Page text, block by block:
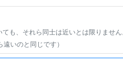
も、それら同士は近いとは限りません
いのと同じです）